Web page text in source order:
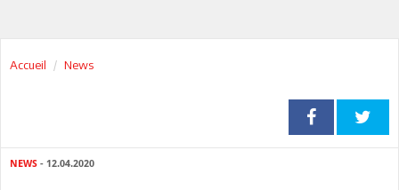
Accueil News
NEWS - 12.04.2020